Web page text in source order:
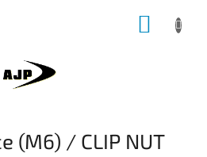
(M6) / CLIP NUT